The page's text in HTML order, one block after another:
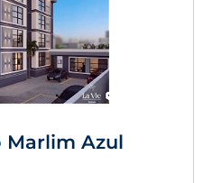
Marlim Azul